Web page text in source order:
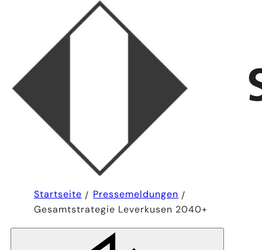
Startseite
Pressemeldungen
Gesamtstrategie Leverkusen 2040+